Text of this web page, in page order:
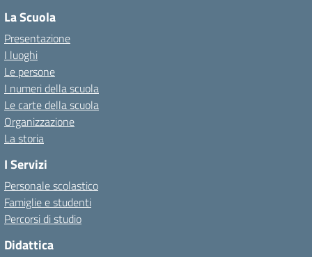
La Scuola
Presentazione
I luoghi
Le persone
I numeri della scuola
Le carte della scuola
Organizzazione
La storia
I Servizi
Personale scolastico
Famiglie e studenti
Percorsi di studio
Didattica